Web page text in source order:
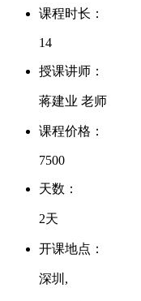
课程时长：
14
授课讲师：
蒋建业 老师
课程价格：
7500
天数：
2天
开课地点：
深圳,